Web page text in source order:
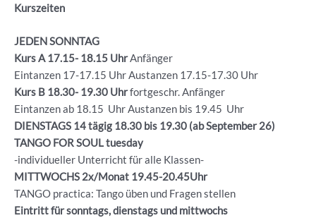
Kurszeiten
JEDEN SONNTAG
Kurs A 17.15- 18.15 UhrAnfänger
Eintanzen 17-17.15 Uhr Austanzen 17.15-17.30 Uhr
Kurs B 18.30- 19.30 Uhrfortgeschr. Anfänger
Eintanzen ab 18.15 Uhr Austanzen bis 19.45 Uhr
DIENSTAGS 14 tägig 18.30 bis 19.30 (ab September 26)
TANGO FOR SOUL tuesday
-individueller Unterricht für alle Klassen-
MITTWOCHS 2x/Monat 19.45-20.45Uhr
TANGO practica: Tango üben und Fragen stellen
Eintritt für sonntags, dienstags und mittwochs